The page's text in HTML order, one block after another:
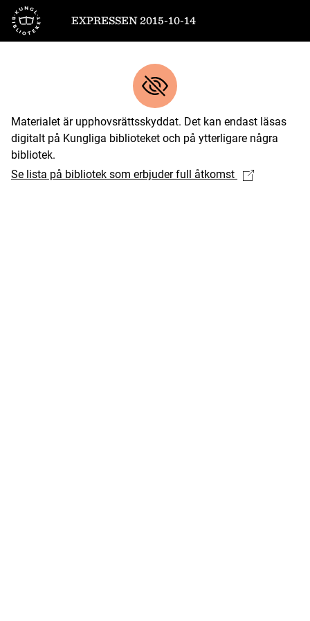
Till startsidan
EXPRESSEN 2015-10-14
Materialet är upphovsrättsskyddat. Det kan endast läsas
digitalt på Kungliga biblioteket och på ytterligare några
bibliotek.
Se lista på bibliotek som erbjuder full åtkomst